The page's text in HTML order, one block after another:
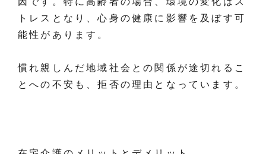
トレスとなり、心身の健康に影響を及ぼす可
能性があります。
慣れ親しんだ地域社会との関係が途切れるこ
とへの不安も、拒否の理由となっています。